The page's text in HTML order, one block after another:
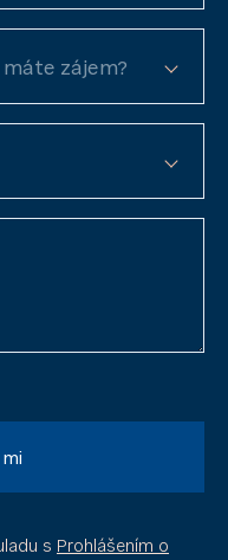
zájem?
s Prohlášením o